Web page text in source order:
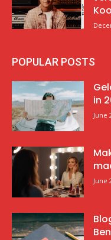
POPULAR POSTS
in
June
June